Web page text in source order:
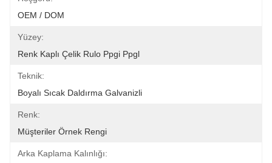
OEM / DOM
Yüzey:
Renk Kaplı Çelik Rulo Ppgi Ppgl
Teknik:
Boyalı Sıcak Daldırma Galvanizli
Renk:
Müşteriler Örnek Rengi
Arka Kaplama Kalınlığı: